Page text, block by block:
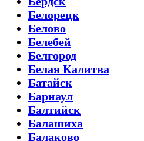
Белорецк
Белово
Белебей
Белгород
Белая Калитва
Батайск
Барнаул
Балтийск
Балашиха
Балаково